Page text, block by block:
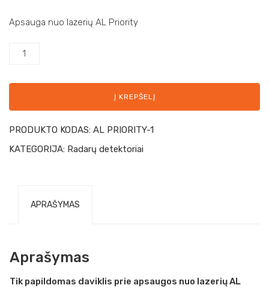
Apsauga nuo lazerių AL Priority
Į KREPŠELĮ
PRODUKTO KODAS: AL PRIORITY-1
KATEGORIJA: Radarų detektoriai
APRAŠYMAS
Aprašymas
Tik papildomas daviklis prie apsaugos nuo lazerių AL